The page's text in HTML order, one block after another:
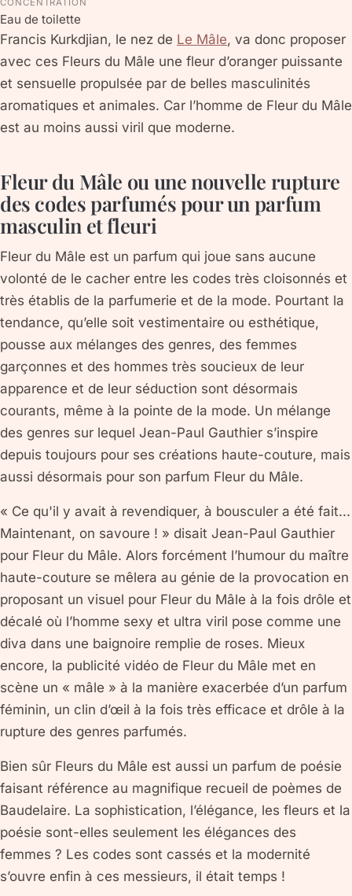
CONCENTRATION
Eau de toilette
Francis Kurkdjian, le nez de Le Mâle, va donc proposer
avec ces Fleurs du Mâle une fleur d’oranger puissante
et sensuelle propulsée par de belles masculinités
aromatiques et animales. Car l’homme de Fleur du Mâle
est au moins aussi viril que moderne.
Fleur du Mâle ou une nouvelle rupture
des codes parfumés pour un parfum
masculin et fleuri
Fleur du Mâle est un parfum qui joue sans aucune
volonté de le cacher entre les codes très cloisonnés et
très établis de la parfumerie et de la mode. Pourtant la
tendance, qu’elle soit vestimentaire ou esthétique,
pousse aux mélanges des genres, des femmes
garçonnes et des hommes très soucieux de leur
apparence et de leur séduction sont désormais
courants, même à la pointe de la mode. Un mélange
des genres sur lequel Jean-Paul Gauthier s’inspire
depuis toujours pour ses créations haute-couture, mais
aussi désormais pour son parfum Fleur du Mâle.
« Ce qu'il y avait à revendiquer, à bousculer a été fait...
Maintenant, on savoure ! » disait Jean-Paul Gauthier
pour Fleur du Mâle. Alors forcément l’humour du maître
haute-couture se mêlera au génie de la provocation en
proposant un visuel pour Fleur du Mâle à la fois drôle et
décalé où l’homme sexy et ultra viril pose comme une
diva dans une baignoire remplie de roses. Mieux
encore, la publicité vidéo de Fleur du Mâle met en
scène un « mâle » à la manière exacerbée d’un parfum
féminin, un clin d’œil à la fois très efficace et drôle à la
rupture des genres parfumés.
Bien sûr Fleurs du Mâle est aussi un parfum de poésie
faisant référence au magnifique recueil de poèmes de
Baudelaire. La sophistication, l’élégance, les fleurs et la
poésie sont-elles seulement les élégances des
femmes ? Les codes sont cassés et la modernité
s’ouvre enfin à ces messieurs, il était temps !